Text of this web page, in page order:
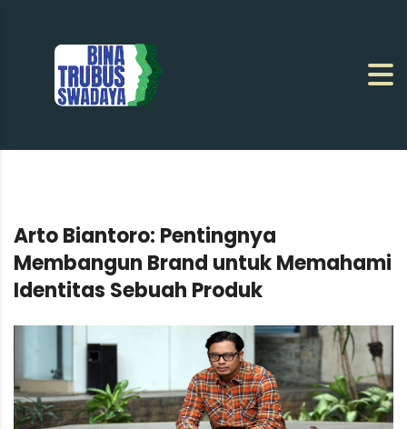
Arto Biantoro: Pentingnya
Membangun Brand untuk Memahami
Identitas Sebuah Produk